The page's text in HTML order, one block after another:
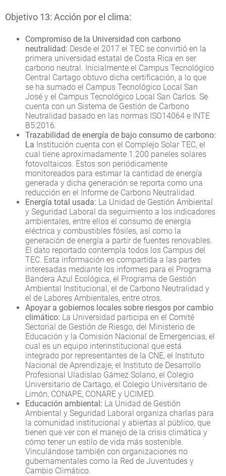
Objetivo 13: Acción por el clima:
Compromiso de la Universidad con carbono
neutralidad: Desde el 2017 el TEC se convirtió en la
primera universidad estatal de Costa Rica en ser
carbono neutral. Inicialmente el Campus Tecnológico
Central Cartago obtuvo dicha certificación, a lo que
se ha sumado el Campus Tecnológico Local San
José y el Campus Tecnológico Local San Carlos. Se
cuenta con un Sistema de Gestión de Carbono
Neutralidad basado en las normas ISO14064 e INTE
B5:2016.
Trazabilidad de energía de bajo consumo de carbono:
La Institución cuenta con el Complejo Solar TEC, el
cual tiene aproximadamente 1.200 paneles solares
fotovoltaicos. Estos son periódicamente
monitoreados para estimar la cantidad de energía
generada y dicha generación se reporta como una
reducción en el Informe de Carbono Neutralidad.
Energía total usada: La Unidad de Gestión Ambiental
y Seguridad Laboral da seguimiento a los indicadores
ambientales, entre ellos el consumo de energía
eléctrica y combustibles fósiles, así como la
generación de energía a partir de fuentes renovables.
El dato reportado contempla todos los Campus del
TEC. Esta información es compartida a las partes
interesadas mediante los informes para el Programa
Bandera Azul Ecológica, el Programa de Gestión
Ambiental Institucional, el de Carbono Neutralidad y
el de Labores Ambientales, entre otros.
Apoyar a gobiernos locales sobre riesgos por cambio
climático: La Universidad participa en el Comité
Sectorial de Gestión de Riesgo, del Ministerio de
Educación y la Comisión Nacional de Emergencias, el
cual es un equipo interinstitucional que está
integrado por representantes de la CNE, el Instituto
Nacional de Aprendizaje, el Instituto de Desarrollo
Profesional Uladislao Gámez Solano, el Colegio
Universitario de Cartago, el Colegio Universitario de
Limón, CONAPE, CONARE y UCIMED.
Educación ambiental: La Unidad de Gestión
Ambiental y Seguridad Laboral organiza charlas para
la comunidad institucional y abiertas al público, que
tienen que ver con el manejo de la crisis climática y
cómo tener un estilo de vida más sostenible.
Vinculándose también con organizaciones no
gubernamentales como la Red de Juventudes y
Cambio Climático.